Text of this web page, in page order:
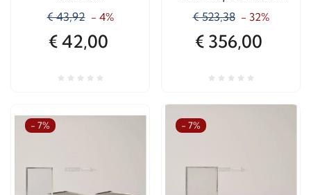
€ 43,92 - 4%
€ 42,00
€ 523,38 - 32%
€ 356,00
- 7% - 7%